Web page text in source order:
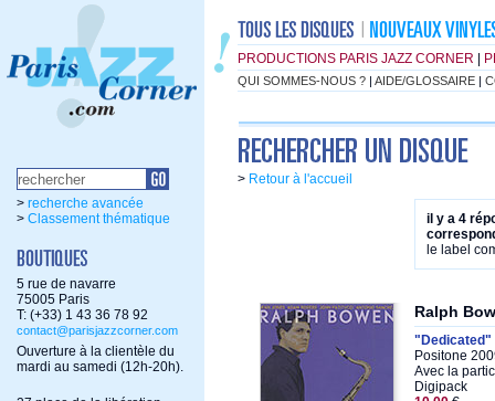
PRODUCTIONS PARIS JAZZ CORNER
QUI SOMMES-NOUS ? | AIDE/GLOSSAIRE |
> recherche avancée
> Classement thématique
5 rue de navarre
75005 Paris
T: (+33) 1 43 36 78 92
contact@parisjazzcorner.com
Ouverture à la clientèle du
mardi au samedi (12h-20h).
> Retour à l'accueil
il y a 4
le label
Ralph
"Dedicated"
Positone
Avec la
Digipack